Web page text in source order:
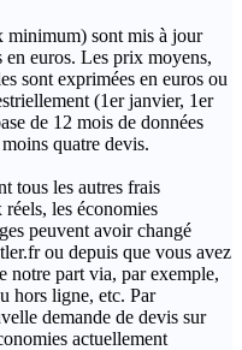
sont mis à jour
en euros. Les prix moyens,
sont exprimées en euros ou
(1er janvier, 1er
de 12 mois de données
quatre devis.
tous les autres frais
les économies
peuvent avoir changé
ou depuis que vous avez
notre part via, par exemple,
hors ligne, etc. Par
demande de devis sur
actuellement